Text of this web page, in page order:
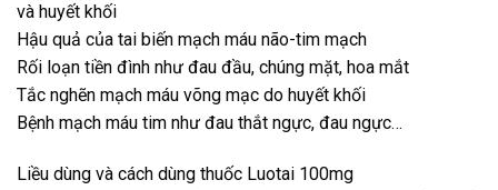
và huyết khối
Hậu quả của tai biến mạch máu não-tim mạch
Rối loạn tiền đình như đau đầu, chúng mặt, hoa mắt
Tắc nghẽn mạch máu võng mạc do huyết khối
Bệnh mạch máu tim như đau thắt ngực, đau ngực…
Liều dùng và cách dùng thuốc Luotai 100mg